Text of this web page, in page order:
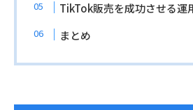
TikTok販売を成功させる運
まとめ